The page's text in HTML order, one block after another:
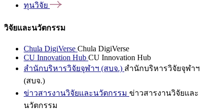
ทุนวิจัย
วิจัยและนวัตกรรม
Chula DigiVerse Chula DigiVerse
CU Innovation Hub CU Innovation Hub
สำนักบริหารวิจัยจุฬาฯ (สบจ.) สำนักบริหารวิจัยจุฬาฯ
(สบจ.)
ข่าวสารงานวิจัยและนวัตกรรม ข่าวสารงานวิจัยและ
นวัตกรรม